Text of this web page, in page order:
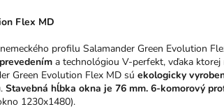
Flex MD
profilu Salamander Green Evolution
a technológiou V-perfekt, vďaka
Green Evolution Flex MD sú ekologicky
. Stavebná hĺbka okna je 76 mm. 6-komorový
1230x1480).